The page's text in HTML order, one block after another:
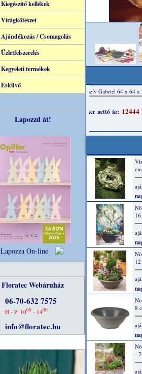
Kiegészítő kellékek
Virágkötészet
Ajándékozás / Csomagolás
Üzletfelszerelés
Kegyeleti termékek
Esküvő
Lapozzd át!
Lapozza On-line
Floratec Webáruház
06-70-632 7575
H - P: 1000 - 1400
info@floratec.hu
8
-